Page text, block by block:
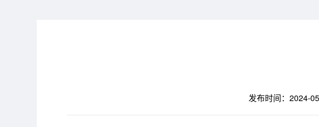
发布时间：2024-